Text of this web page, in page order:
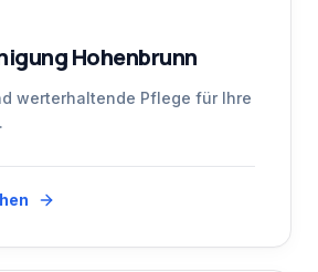
Hohenbrunn
werterhaltende Pflege für Ihre